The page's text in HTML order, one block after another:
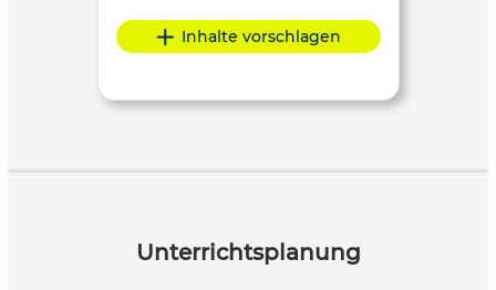
Inhalte vorschlagen
Unterrichtsplanung